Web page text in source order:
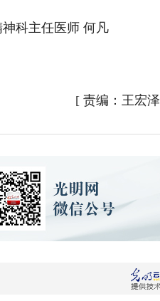
科主任医师 何凡
[ 责编：王宏泽